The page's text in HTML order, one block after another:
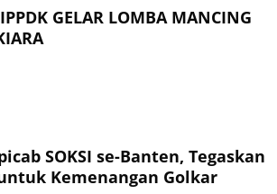
GELAR LOMBA MANCING
SOKSI se-Banten, Tegaskan
Kemenangan Golkar